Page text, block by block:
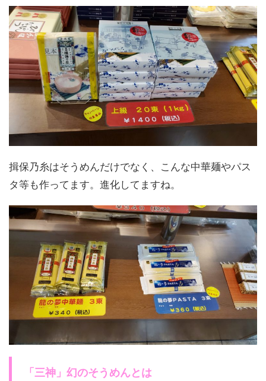
揖保乃糸はそうめんだけでなく、こんな中華麺やパス
タ等も作ってます。進化してますね。
「三神」幻のそうめんとは